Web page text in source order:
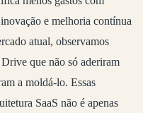
e melhoria contínua
atual, observamos
que não só aderiram
a moldá-lo. Essas
SaaS não é apenas